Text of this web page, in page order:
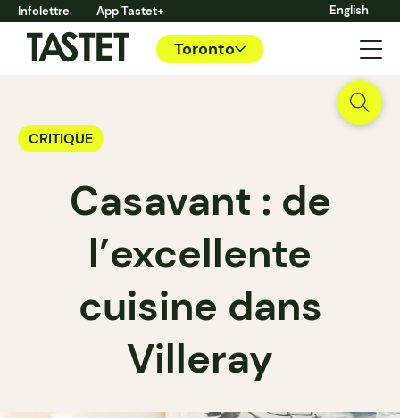
Infolettre App Tastet+ English
Toronto
CRITIQUE
Casavant : de
l’excellente
cuisine dans
Villeray